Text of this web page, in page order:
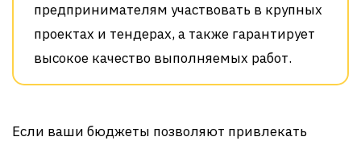
предпринимателям участвовать в крупных
проектах и тендерах, а также гарантирует
высокое качество выполняемых работ.
Если ваши бюджеты позволяют привлекать